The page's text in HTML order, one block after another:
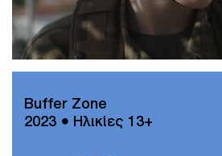
Buffer Zone
2023 ● Ηλικίες 13+